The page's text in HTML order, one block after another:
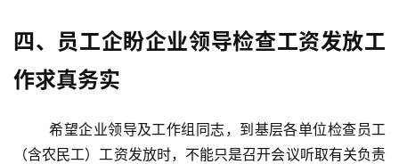
四、员工企盼企业领导检查工资发放工
作求真务实
	希望企业领导及工作组同志，到基层各单位检查员工
（含农民工）工资发放时，不能只是召开会议听取有关负责